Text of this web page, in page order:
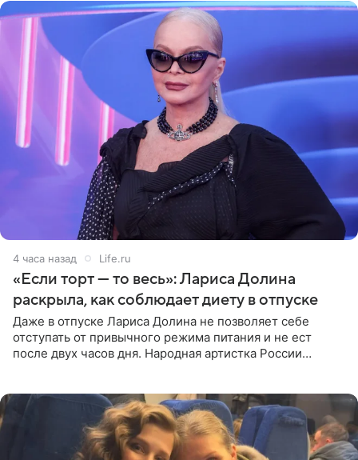
4 часа назад Life.ru
«Если торт — то весь»: Лариса Долина
раскрыла, как соблюдает диету в отпуске
Даже в отпуске Лариса Долина не позволяет себе
отступать от привычного режима питания и не ест
после двух часов дня. Народная артистка России